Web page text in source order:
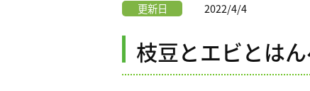
更新日 2022/4/4
枝豆とエビとは